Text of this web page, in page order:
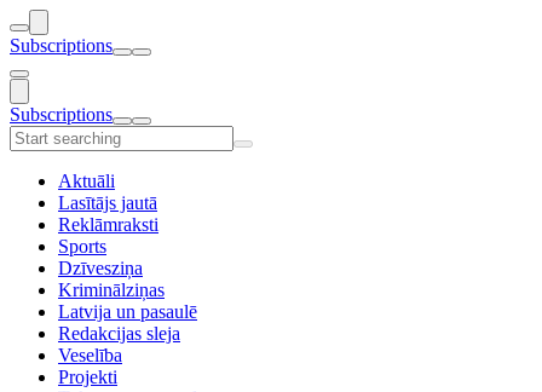
Subscriptions
Subscriptions
Aktuāli
Lasītājs jautā
Reklāmraksti
Sports
Dzīvesziņa
Kriminālziņas
Latvija un pasaulē
Redakcijas sleja
Veselība
Projekti